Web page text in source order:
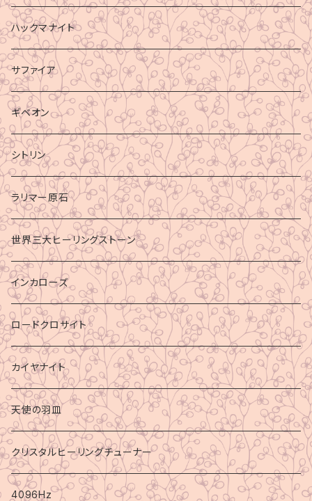
ハックマナイト
サファイア
ギベオン
シトリン
ラリマー原石
世界三大ヒーリングストーン
インカローズ
ロードクロサイト
カイヤナイト
天使の羽皿
クリスタルヒーリングチューナー
4096Hz